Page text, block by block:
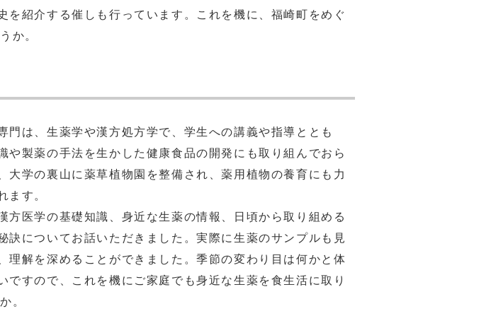
を紹介する催しも行っています。これを機に、福崎町をめぐ
か。
門は、生薬学や漢方処方学で、学生への講義や指導ととも
や製薬の手法を生かした健康食品の開発にも取り組んでおら
大学の裏山に薬草植物園を整備され、薬用植物の養育にも力
ます。
方医学の基礎知識、身近な生薬の情報、日頃から取り組める
訣についてお話いただきました。実際に生薬のサンプルも見
理解を深めることができました。季節の変わり目は何かと体
ですので、これを機にご家庭でも身近な生薬を食生活に取り
。